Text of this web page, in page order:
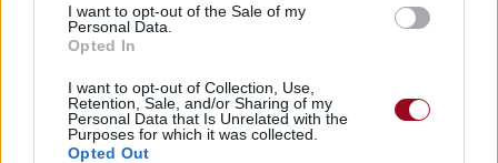
I want to opt-out of the Sale of my
Personal Data.
Opted In
I want to opt-out of Collection, Use,
Retention, Sale, and/or Sharing of my
Personal Data that Is Unrelated with the
Purposes for which it was collected.
Opted Out